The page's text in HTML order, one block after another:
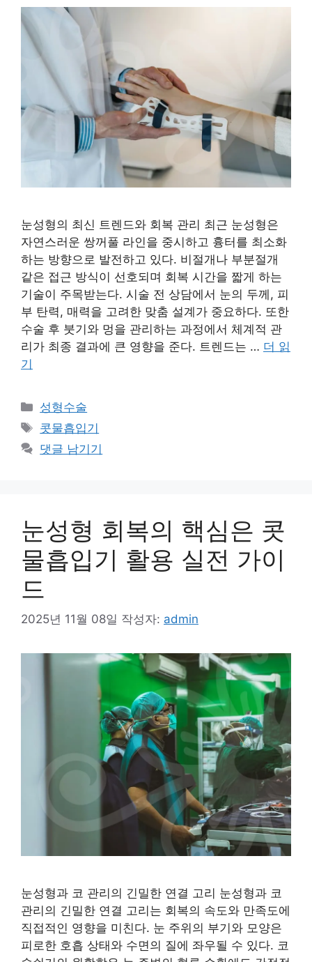
눈성형의 최신 트렌드와 회복 관리 최근 눈성형은
자연스러운 쌍꺼풀 라인을 중시하고 흉터를 최소화
하는 방향으로 발전하고 있다. 비절개나 부분절개
같은 접근 방식이 선호되며 회복 시간을 짧게 하는
기술이 주목받는다. 시술 전 상담에서 눈의 두께, 피
부 탄력, 매력을 고려한 맞춤 설계가 중요하다. 또한
수술 후 붓기와 멍을 관리하는 과정에서 체계적 관
리가 최종 결과에 큰 영향을 준다. 트렌드는 … 더 읽
기
카
테
고
리
성형수술
태
그
콧물흡입기
댓글 남기기
눈성형 회복의 핵심은 콧
물흡입기 활용 실전 가이
드
2025년 11월 08일 작성자: admin
눈성형과 코 관리의 긴밀한 연결 고리 눈성형과 코
관리의 긴밀한 연결 고리는 회복의 속도와 만족도에
직접적인 영향을 미친다. 눈 주위의 부기와 모양은
피로한 호흡 상태와 수면의 질에 좌우될 수 있다. 코